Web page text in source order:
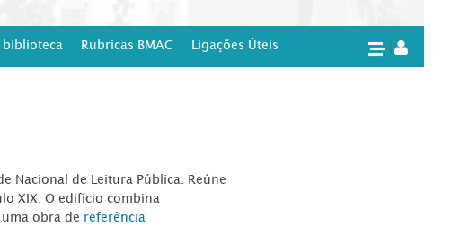
biblioteca Rubricas BMAC Ligações Úteis
Nacional de Leitura Pública. Reúne
XIX. O edifício combina
obra de referência